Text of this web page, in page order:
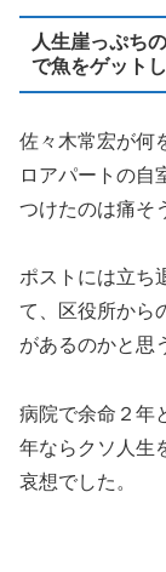
人生崖っぷち
で魚をゲット
佐々木常宏が何
ロアパートの自
つけたのは痛そ
ポストには立ち
て、区役所から
があるのかと思
病院で余命２年
年ならクソ人生
哀想でした。